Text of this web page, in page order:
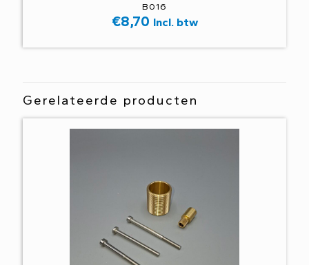
B016
€8,70 Incl. btw
Gerelateerde producten